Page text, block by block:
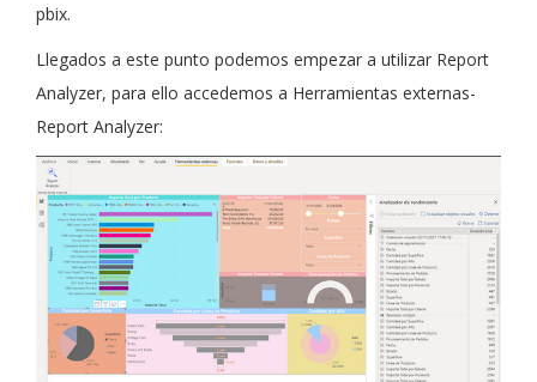
pbix.
Llegados a este punto podemos empezar a utilizar Report
Analyzer, para ello accedemos a Herramientas externas-
Report Analyzer: